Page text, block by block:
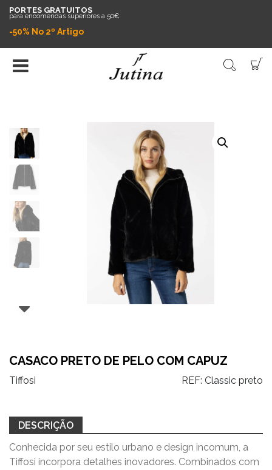
PORTES GRATUITOS
para encomendas superiores a 50€
-50% No 2º Artigo
CASACO PRETO DE PELO COM CAPUZ
Tiffosi REF: Classic preto
DESCRIÇÃO
Conhecida por seu estilo urbano e design incomum, a
Tiffosi incorpora detalhes inovadores. Combinados com